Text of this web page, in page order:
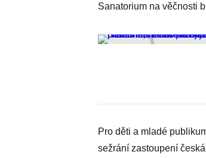
Sanatorium na věčnosti
Pro děti a mladé
sežrání zastoupení